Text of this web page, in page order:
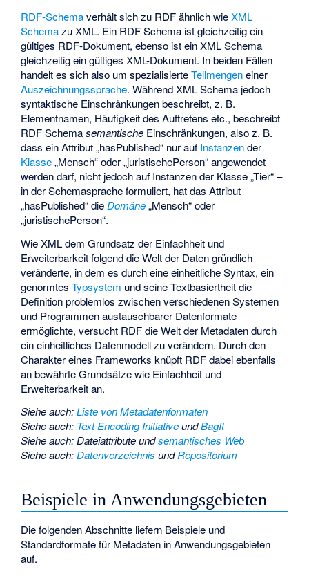
RDF-Schemaverhält sich zu RDF ähnlich wieXML
Schemazu XML. Ein RDF Schema ist gleichzeitig ein
gültiges RDF-Dokument, ebenso ist ein XML Schema
gleichzeitig ein gültiges XML-Dokument. In beiden Fällen
handelt es sich also um spezialisierteTeilmengeneiner
Auszeichnungssprache. Während XML Schema jedoch
syntaktische Einschränkungen beschreibt, z. B.
Elementnamen, Häufigkeit des Auftretens etc., beschreibt
RDF Schemasemantische Einschränkungen, also z. B.
dass ein Attribut „hasPublished“ nur auf Instanzender
Klasse„Mensch“ oder „juristischePerson“ angewendet
werden darf, nicht jedoch auf Instanzen der Klasse „Tier“ –
in der Schemasprache formuliert, hat das Attribut
„hasPublished“ dieDomäne„Mensch“ oder
„juristischePerson“.
Wie XML dem Grundsatz der Einfachheit und
Erweiterbarkeit folgend die Welt der Daten gründlich
veränderte, in dem es durch eine einheitliche Syntax, ein
genormtesTypsystem und seine Textbasiertheit die
Definition problemlos zwischen verschiedenen Systemen
und Programmen austauschbarer Datenformate
ermöglichte, versucht RDF die Welt der Metadaten durch
ein einheitliches Datenmodell zu verändern. Durch den
Charakter eines Frameworks knüpft RDF dabei ebenfalls
an bewährte Grundsätze wie Einfachheit und
Erweiterbarkeit an.
Siehe auch:Liste von Metadatenformaten
Siehe auch: Text Encoding InitiativeundBagIt
Siehe auch:Dateiattributeundsemantisches Web
Siehe auch:Datenverzeichnis undRepositorium
Beispiele in Anwendungsgebieten
Die folgenden Abschnitte liefern Beispiele und
Standardformate für Metadaten in Anwendungsgebieten
auf.